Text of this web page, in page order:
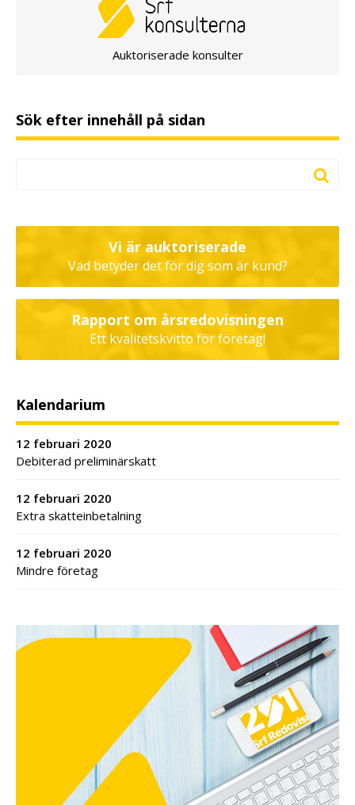
Auktoriserade konsulter
Sök efter innehåll på sidan
Vi är auktoriserade
Vad betyder det för dig som är kund?
Rapport om årsredovisningen
Ett kvalitetskvitto för företag!
Kalendarium
12 februari 2020
Debiterad preliminärskatt
12 februari 2020
Extra skatteinbetalning
12 februari 2020
Mindre företag